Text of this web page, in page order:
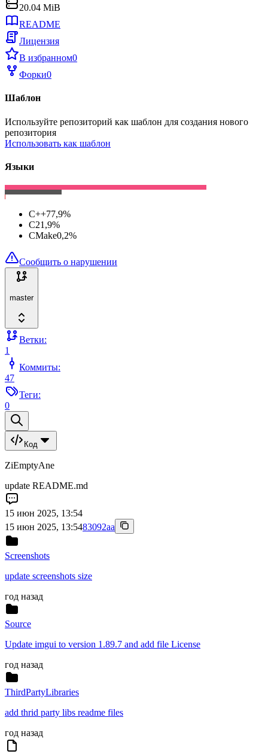
20.04 MiB
README
Лицензия
В избранном0
Форки0
Шаблон
Используйте репозиторий как шаблон для создания нового
репозитория
Использовать как шаблон
Языки
C++77,9%
C21,9%
CMake0,2%
Сообщить о нарушении
master
Ветки:
1
Коммиты:
47
Теги:
0
Код
ZiEmptyAne
update README.md
15 июн 2025, 13:54
15 июн 2025, 13:5483092aa
Screenshots
update screenshots size
год назад
Source
Update imgui to version 1.89.7 and add file License
год назад
ThirdPartyLibraries
add thrid party libs readme files
год назад